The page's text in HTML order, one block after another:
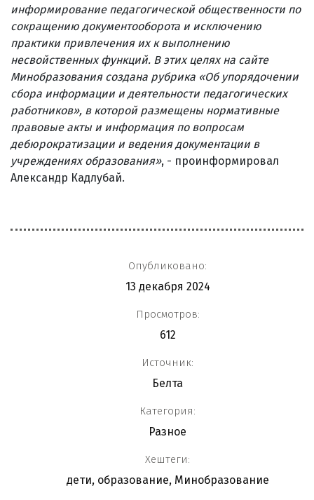
информирование педагогической общественности по
сокращению документооборота и исключению
практики привлечения их к выполнению
несвойственных функций. В этих целях на сайте
Минобразования создана рубрика «Об упорядочении
сбора информации и деятельности педагогических
работников», в которой размещены нормативные
правовые акты и информация по вопросам
дебюрократизации и ведения документации в
учреждениях образования», - проинформировал
Александр Кадлубай.
Опубликовано:
13 декабря 2024
Просмотров:
612
Источник:
Белта
Категория:
Разное
Хештеги:
дети, образование, Минобразование